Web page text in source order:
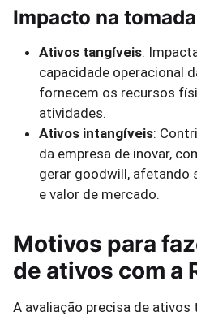
Impacto na
Ativos tangíveis:
capacidade operacional
fornecem os recursos
atividades.
Ativos intangíveis:
da empresa de inovar,
gerar goodwill, afetando
e valor de mercado.
Motivos para
de ativos com a
A avaliação precisa de